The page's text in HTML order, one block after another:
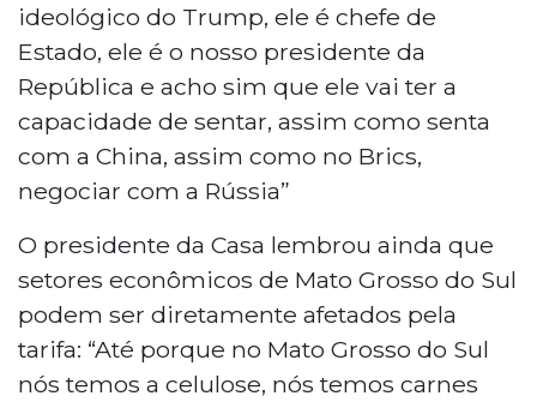
ideológico do Trump, ele é chefe de
Estado, ele é o nosso presidente da
República e acho sim que ele vai ter a
capacidade de sentar, assim como senta
com a China, assim como no Brics,
negociar com a Rússia”
O presidente da Casa lembrou ainda que
setores econômicos de Mato Grosso do Sul
podem ser diretamente afetados pela
tarifa: “Até porque no Mato Grosso do Sul
nós temos a celulose, nós temos carnes